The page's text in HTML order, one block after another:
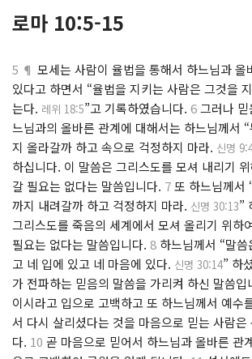
로마 10:5-15
5 ¶ 모세는 사람이 율법을 통해서 하느님과 올
있다고 하면서 “율법을 지키는 사람은 그것을
는다. 레위 18:5”고 기록하였습니다. 6그러나
느님과의 올바른 관계에 대해서는 하느님께서
지 올라갈까 하고 속으로 걱정하지 마라. 신명
하십니다. 이 말씀은 그리스도를 모셔 내리기
갈 필요는 없다는 말씀입니다. 7또 하느님께서
까지 내려갈까 하고 걱정하지 마라. 신명 30:13”
그리스도를 죽음의 세계에서 모셔 올리기 위하
필요는 없다는 말씀입니다. 8 하느님께서 “말
고 네 입에 있고 네 마음에 있다. 신명 30:14” 하
가 전파하는 믿음의 말씀을 가리켜 하신 말씀입
이시라고 입으로 고백하고 또 하느님께서 예수
서 다시 살리셨다는 것을 마음으로 믿는 사람은
다. 10 곧 마음으로 믿어서 하느님과 올바른 관